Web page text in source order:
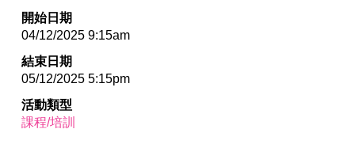
開始日期
04/12/2025 9:15am
結束日期
05/12/2025 5:15pm
活動類型
課程/培訓